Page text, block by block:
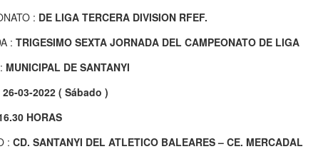
: DE LIGA TERCERA DIVISION RFEF.
: TRIGESIMO SEXTA JORNADA DEL CAMPEONATO DE LIGA
MUNICIPAL DE SANTANYI
26-03-2022 ( Sábado )
HORAS
: CD. SANTANYI DEL ATLETICO BALEARES – CE. MERCADAL